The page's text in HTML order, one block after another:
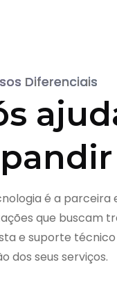
Diferenciais
é a
que buscam
e suporte
dos seus serviços.